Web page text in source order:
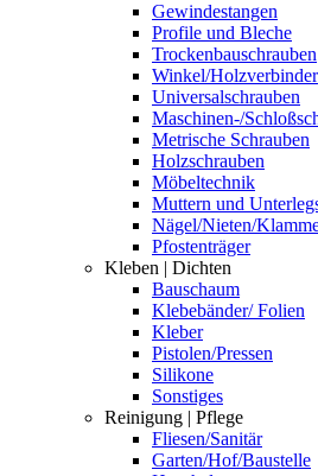
Gewindestangen
Profile und Bleche
Trockenbauschrauben
Winkel/Holzverbinder
Universalschrauben
Maschinen-/
Metrische Schrauben
Holzschrauben
Möbeltechnik
Muttern und
Nägel/Nieten/
Pfostenträger
Kleben | Dichten
Bauschaum
Klebebänder/ Folien
Kleber
Pistolen/Pressen
Silikone
Sonstiges
Reinigung | Pflege
Fliesen/Sanitär
Garten/Hof/Baustelle